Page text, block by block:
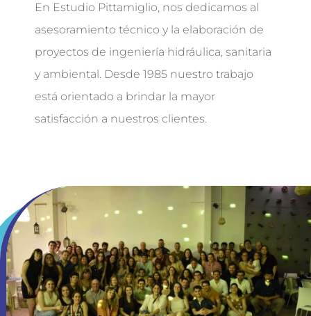
En Estudio Pittamiglio, nos dedicamos al
asesoramiento técnico y la elaboración de
proyectos de ingeniería hidráulica, sanitaria
y ambiental. Desde 1985 nuestro trabajo
está orientado a brindar la mayor
satisfacción a nuestros clientes.